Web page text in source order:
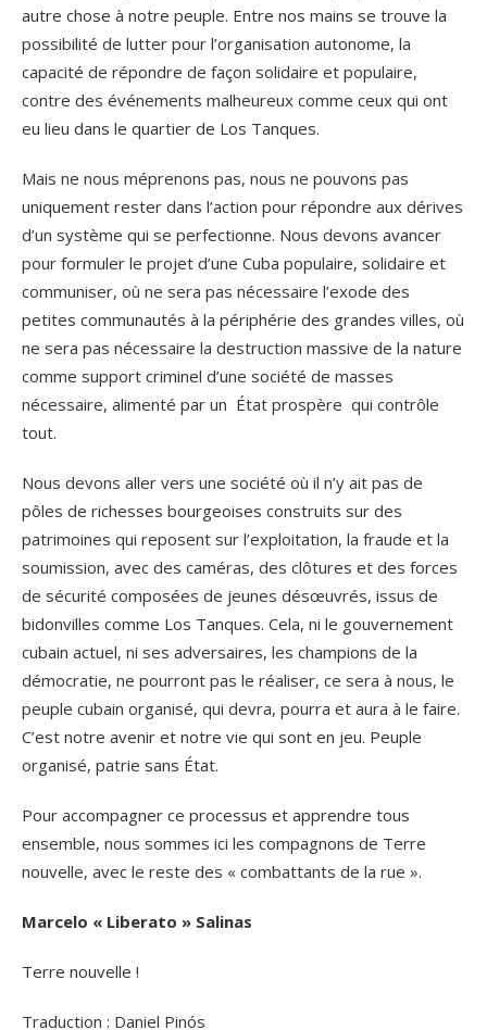
autre chose à notre peuple. Entre nos mains se trouve la
possibilité de lutter pour l’organisation autonome, la
capacité de répondre de façon solidaire et populaire,
contre des événements malheureux comme ceux qui ont
eu lieu dans le quartier de Los Tanques.
Mais ne nous méprenons pas, nous ne pouvons pas
uniquement rester dans l’action pour répondre aux dérives
d’un système qui se perfectionne. Nous devons avancer
pour formuler le projet d’une Cuba populaire, solidaire et
communiser, où ne sera pas nécessaire l’exode des
petites communautés à la périphérie des grandes villes, où
ne sera pas nécessaire la destruction massive de la nature
comme support criminel d’une société de masses
nécessaire, alimenté par un État prospère qui contrôle
tout.
Nous devons aller vers une société où il n’y ait pas de
pôles de richesses bourgeoises construits sur des
patrimoines qui reposent sur l’exploitation, la fraude et la
soumission, avec des caméras, des clôtures et des forces
de sécurité composées de jeunes désœuvrés, issus de
bidonvilles comme Los Tanques. Cela, ni le gouvernement
cubain actuel, ni ses adversaires, les champions de la
démocratie, ne pourront pas le réaliser, ce sera à nous, le
peuple cubain organisé, qui devra, pourra et aura à le faire.
C’est notre avenir et notre vie qui sont en jeu. Peuple
organisé, patrie sans État.
Pour accompagner ce processus et apprendre tous
ensemble, nous sommes ici les compagnons de Terre
nouvelle, avec le reste des « combattants de la rue ».
Marcelo « Liberato » Salinas
Terre nouvelle !
Traduction : Daniel Pinós